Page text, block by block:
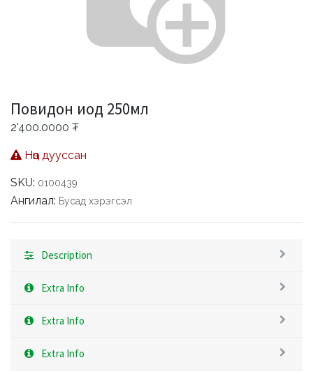
Повидон иод 250мл
2'400.0000 ₮
Нөөц дууссан
SKU: 0100439
Ангилал: Бусад хэрэгсэл
Description
Extra Info
Extra Info
Extra Info